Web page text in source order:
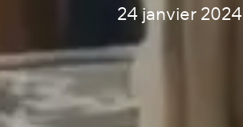
24 janvier 2024